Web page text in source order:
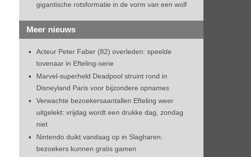
gigantische rotsformatie in de vorm van een wolf
Meer nieuws
Acteur Peter Faber (82) overleden: speelde
tovenaar in Efteling-serie
Marvel-superheld Deadpool struint rond in
Disneyland Paris voor bijzondere opnames
Verwachte bezoekersaantallen Efteling weer
uitgelekt: vrijdag wordt een drukke dag, zondag
niet
Nintendo duikt vandaag op in Slagharen:
bezoekers kunnen gratis gamen